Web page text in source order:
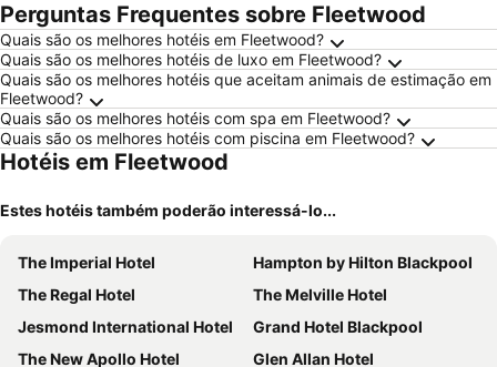
Perguntas Frequentes sobre Fleetwood
Quais são os melhores hotéis em Fleetwood?
Quais são os melhores hotéis de luxo em Fleetwood?
Quais são os melhores hotéis que aceitam animais de estimação em
Fleetwood?
Quais são os melhores hotéis com spa em Fleetwood?
Quais são os melhores hotéis com piscina em Fleetwood?
Hotéis em Fleetwood
Estes hotéis também poderão interessá-lo...
The Imperial Hotel
Hampton by Hilton Blackpool
The Regal Hotel
The Melville Hotel
Jesmond International Hotel
Grand Hotel Blackpool
The New Apollo Hotel
Glen Allan Hotel